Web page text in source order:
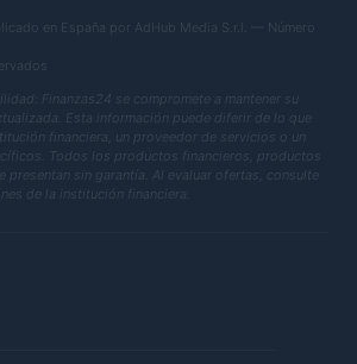
en España por AdHub Media S.r.l. — Número
Finanzas24 se compromete a mantener su
Esta información puede diferir de lo que
financiera, un proveedor de servicios o un
Todos los productos financieros, productos
presentan sin garantía. Al evaluar ofertas, consulte
de la institución financiera.